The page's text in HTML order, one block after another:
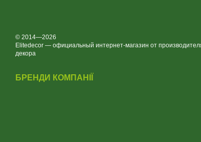
© 2014—2026
Elitedecor — официальный интернет-магазин от
декора
БРЕНДИ КОМПАНІЇ